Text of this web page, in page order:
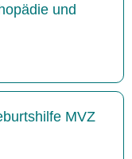
und
MVZ